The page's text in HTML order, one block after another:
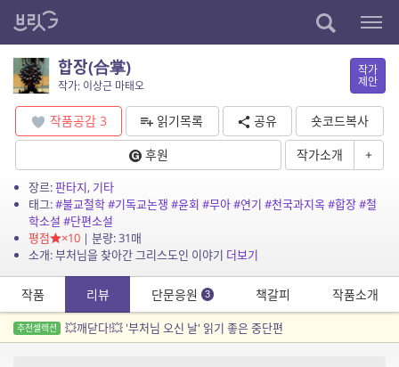
합장(合掌)
작가: 이상근 마태오
작가
제안
작품공감 3 읽기목록 공유
숏코드복사
후원
작가소개 +
장르:판타지, 기타
태그:#불교철학#기독교논쟁 #윤회 #무아#연기 #천국과지옥#합장#철
학소설 #단편소설
평점
×10| 분량: 31매
소개: 부처님을 찾아간 그리스도인 이야기 더보기
작품 리뷰 단문응원 3 책갈피 작품소개
추천셀렉션 💥깨닫다!💥 '부처님 오신 날' 읽기 좋은 중단편